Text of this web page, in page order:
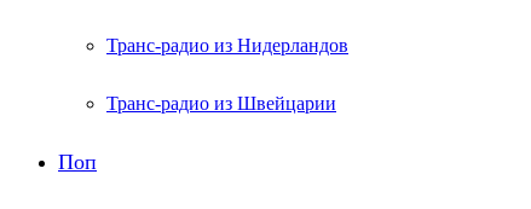
Транс-радио из Нидерландов
Транс-радио из Швейцарии
Поп